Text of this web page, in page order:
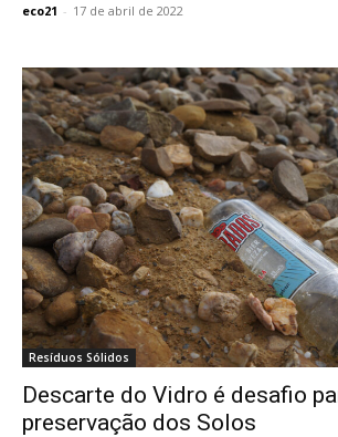
eco21 - 17 de abril de 2022
Resíduos Sólidos
Descarte do Vidro é desafio
preservação dos Solos